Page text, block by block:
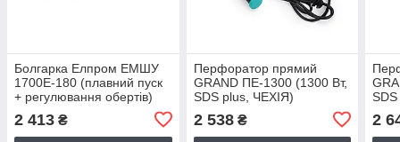
Болгарка Елпром ЕМШУ
1700Е-180 (плавний пуск
+ регулювання обертів)
2 413 ₴
Перфоратор прямий
GRAND ПЕ-1300 (1300 Вт,
SDS plus, ЧЕХІЯ)
2 538₴ 2